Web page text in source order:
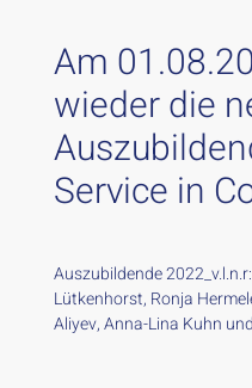
Am
wieder die
Service in
Auszubildende
Lütkenhorst, Ronja
Aliyev, Anna-Lina Kuhn